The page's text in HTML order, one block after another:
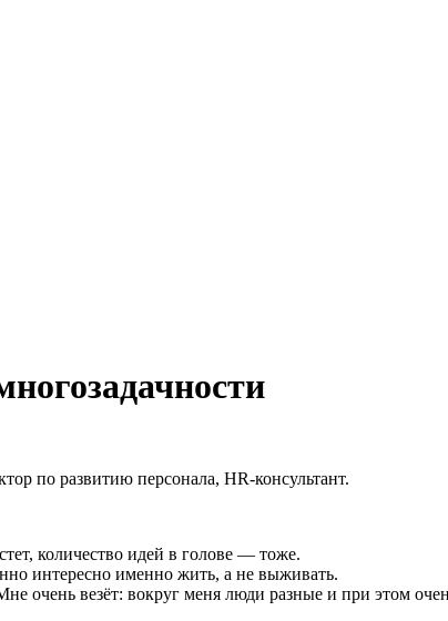
по развитию персонала, HR-консультант.
количество идей в голове — тоже.
интересно именно жить, а не выживать.
очень везёт: вокруг меня люди разные и при этом